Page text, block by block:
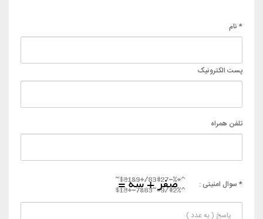
* نام
پست الکترونیک
تلفن همراه
* سوال امنیتی :